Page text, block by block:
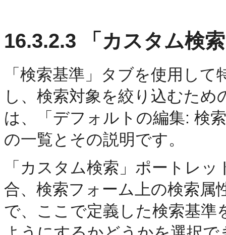
16.3.2.3 「カスタム検
「検索基準」タブを使用し
し、検索対象を絞り込むた
は、「デフォルトの編集: 検
の一覧とその説明です。
「カスタム検索」ポートレ
合、検索フォーム上の検索属
で、ここで定義した検索基